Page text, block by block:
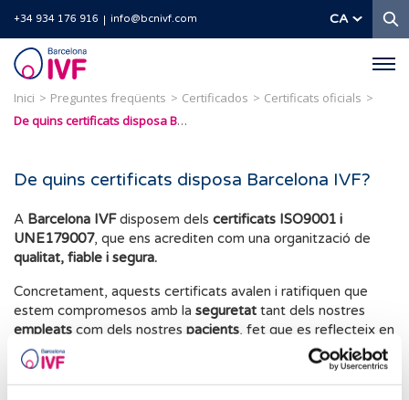
+34 934 176 916 info@bcnivf.com CA
Barcelona
IVF
Inici Preguntes freqüents Certificados
Certificats oficials
De quins certificats disposa Barcelona IVF?
De quins certificats disposa Barcelona IVF?
A Barcelona IVFdisposem dels certificats ISO9001 i
UNE179007, que ens acrediten com una organització de
qualitat, fiable i segura.
Concretament, aquests certificats avalen i ratifiquen que
estem compromesos amb la seguretat tant dels nostres
empleats com dels nostres pacients, fet que es reflecteix en
tots els nostres protocols i mesures d'actuació auditats per
aquesta normativa.